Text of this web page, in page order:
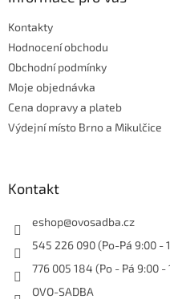
Kontakty
Hodnocení obchodu
Obchodní podmínky
Moje objednávka
Cena dopravy a plateb
Výdejní místo Brno a Mikulčice
Kontakt
eshop@ovosadba.cz
545 226 090 (Po-Pá 9:00 -
776 005 184 (Po - Pá 9:00 -
OVO-SADBA